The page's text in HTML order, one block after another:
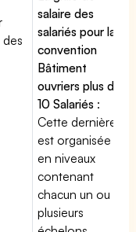
des
salaire des
salariés pour la
convention
Bâtiment
ouvriers plus de
10 Salariés :
Cette dernière
est organisée
en niveaux
contenant
chacun un ou
plusieurs